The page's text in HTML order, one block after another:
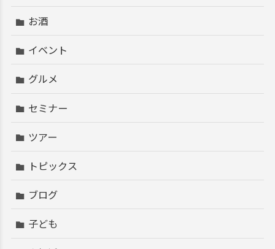
お酒
イベント
グルメ
セミナー
ツアー
トピックス
ブログ
子ども